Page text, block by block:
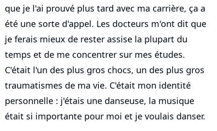
que je l'ai prouvé plus tard avec ma carrière, ça a
été une sorte d'appel. Les docteurs m'ont dit que
je ferais mieux de rester assise la plupart du
temps et de me concentrer sur mes études.
C'était l'un des plus gros chocs, un des plus gros
traumatismes de ma vie. C'était mon identité
personnelle : j'étais une danseuse, la musique
était si importante pour moi et je voulais danser.